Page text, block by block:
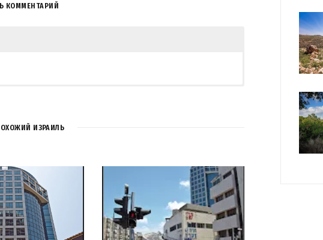
КОММЕНТАРИЙ
REPLY
and try again.
ИЗРАИЛЬ